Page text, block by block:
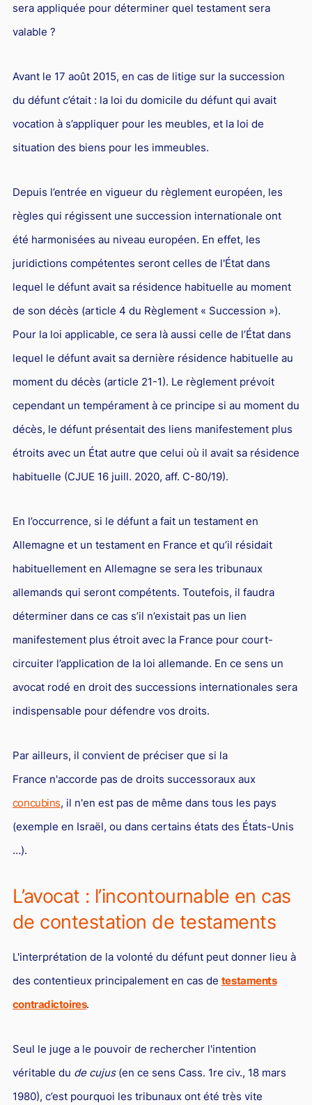
sera appliquée pour déterminer quel testament sera
valable ?
Avant le 17 août 2015, en cas de litige sur la succession
du défunt c’était : la loi du domicile du défunt qui avait
vocation à s’appliquer pour les meubles, et la loi de
situation des biens pour les immeubles.
Depuis l’entrée en vigueur du règlement européen, les
règles qui régissent une succession internationale ont
été harmonisées au niveau européen. En effet, les
juridictions compétentes seront celles de l'État dans
lequel le défunt avait sa résidence habituelle au moment
de son décès (article 4 du Règlement « Succession »).
Pour la loi applicable, ce sera là aussi celle de l’État dans
lequel le défunt avait sa dernière résidence habituelle au
moment du décès (article 21-1). Le règlement prévoit
cependant un tempérament à ce principe si au moment du
décès, le défunt présentait des liens manifestement plus
étroits avec un État autre que celui où il avait sa résidence
habituelle (CJUE 16 juill. 2020, aff. C-80/19).
En l’occurrence, si le défunt a fait un testament en
Allemagne et un testament en France et qu’il résidait
habituellement en Allemagne se sera les tribunaux
allemands qui seront compétents. Toutefois, il faudra
déterminer dans ce cas s’il n’existait pas un lien
manifestement plus étroit avec la France pour court-
circuiter l’application de la loi allemande. En ce sens un
avocat rodé en droit des successions internationales sera
indispensable pour défendre vos droits.
Par ailleurs, il convient de préciser que si la
France n'accorde pas de droits successoraux aux
concubins, il n'en est pas de même dans tous les pays
(exemple en Israël, ou dans certains états des États-Unis
…).
L’avocat : l’incontournable en cas
de contestation de testaments
L'interprétation de la volonté du défunt peut donner lieu à
des contentieux principalement en cas de testaments
contradictoires.
Seul le juge a le pouvoir de rechercher l'intention
véritable du de cujus (en ce sens Cass. 1re civ., 18 mars
1980), c’est pourquoi les tribunaux ont été très vite